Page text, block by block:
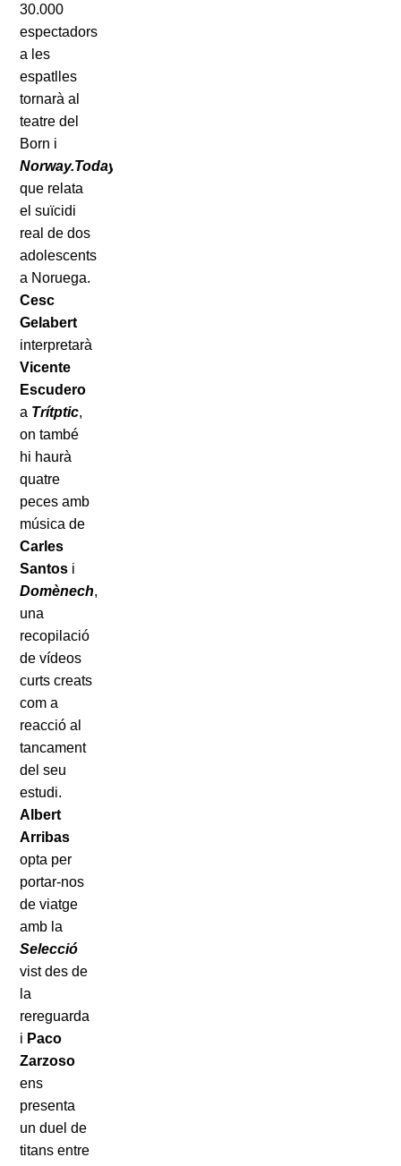
30.000
espectadors
a les
espatlles
tornarà al
teatre del
Born i
Norway.Today
que relata
el suïcidi
real de dos
adolescents
a Noruega.
Cesc
Gelabert
interpretarà
Vicente
Escudero
a Trítptic,
on també
hi haurà
quatre
peces amb
música de
Carles
Santos i
Domènech,
una
recopilació
de vídeos
curts creats
com a
reacció al
tancament
del seu
estudi.
Albert
Arribas
opta per
portar-nos
de viatge
amb la
Selecció
vist des de
la
rereguarda
i Paco
Zarzoso
ens
presenta
un duel de
titans entre